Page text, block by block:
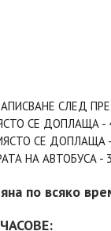
СЛЕД
СЕ ДОПЛАЩА -
СЕ ДОПЛАЩА -
НА АВТОБУСА -
по всяко